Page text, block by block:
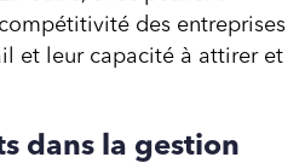
des entreprises
et leur capacité à attirer et
dans la gestion